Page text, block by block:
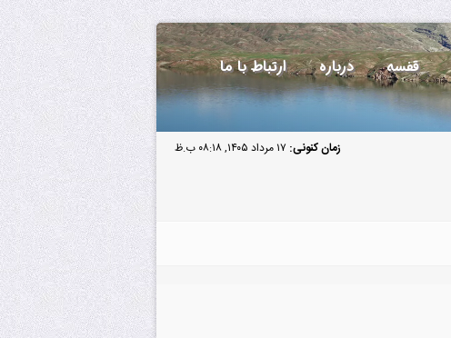
قفسه درباره ارتباط با ما
زمان کنونی: ۱۷ مرداد ۱۴۰۵, ۰۸:۱۸ ب.ظ